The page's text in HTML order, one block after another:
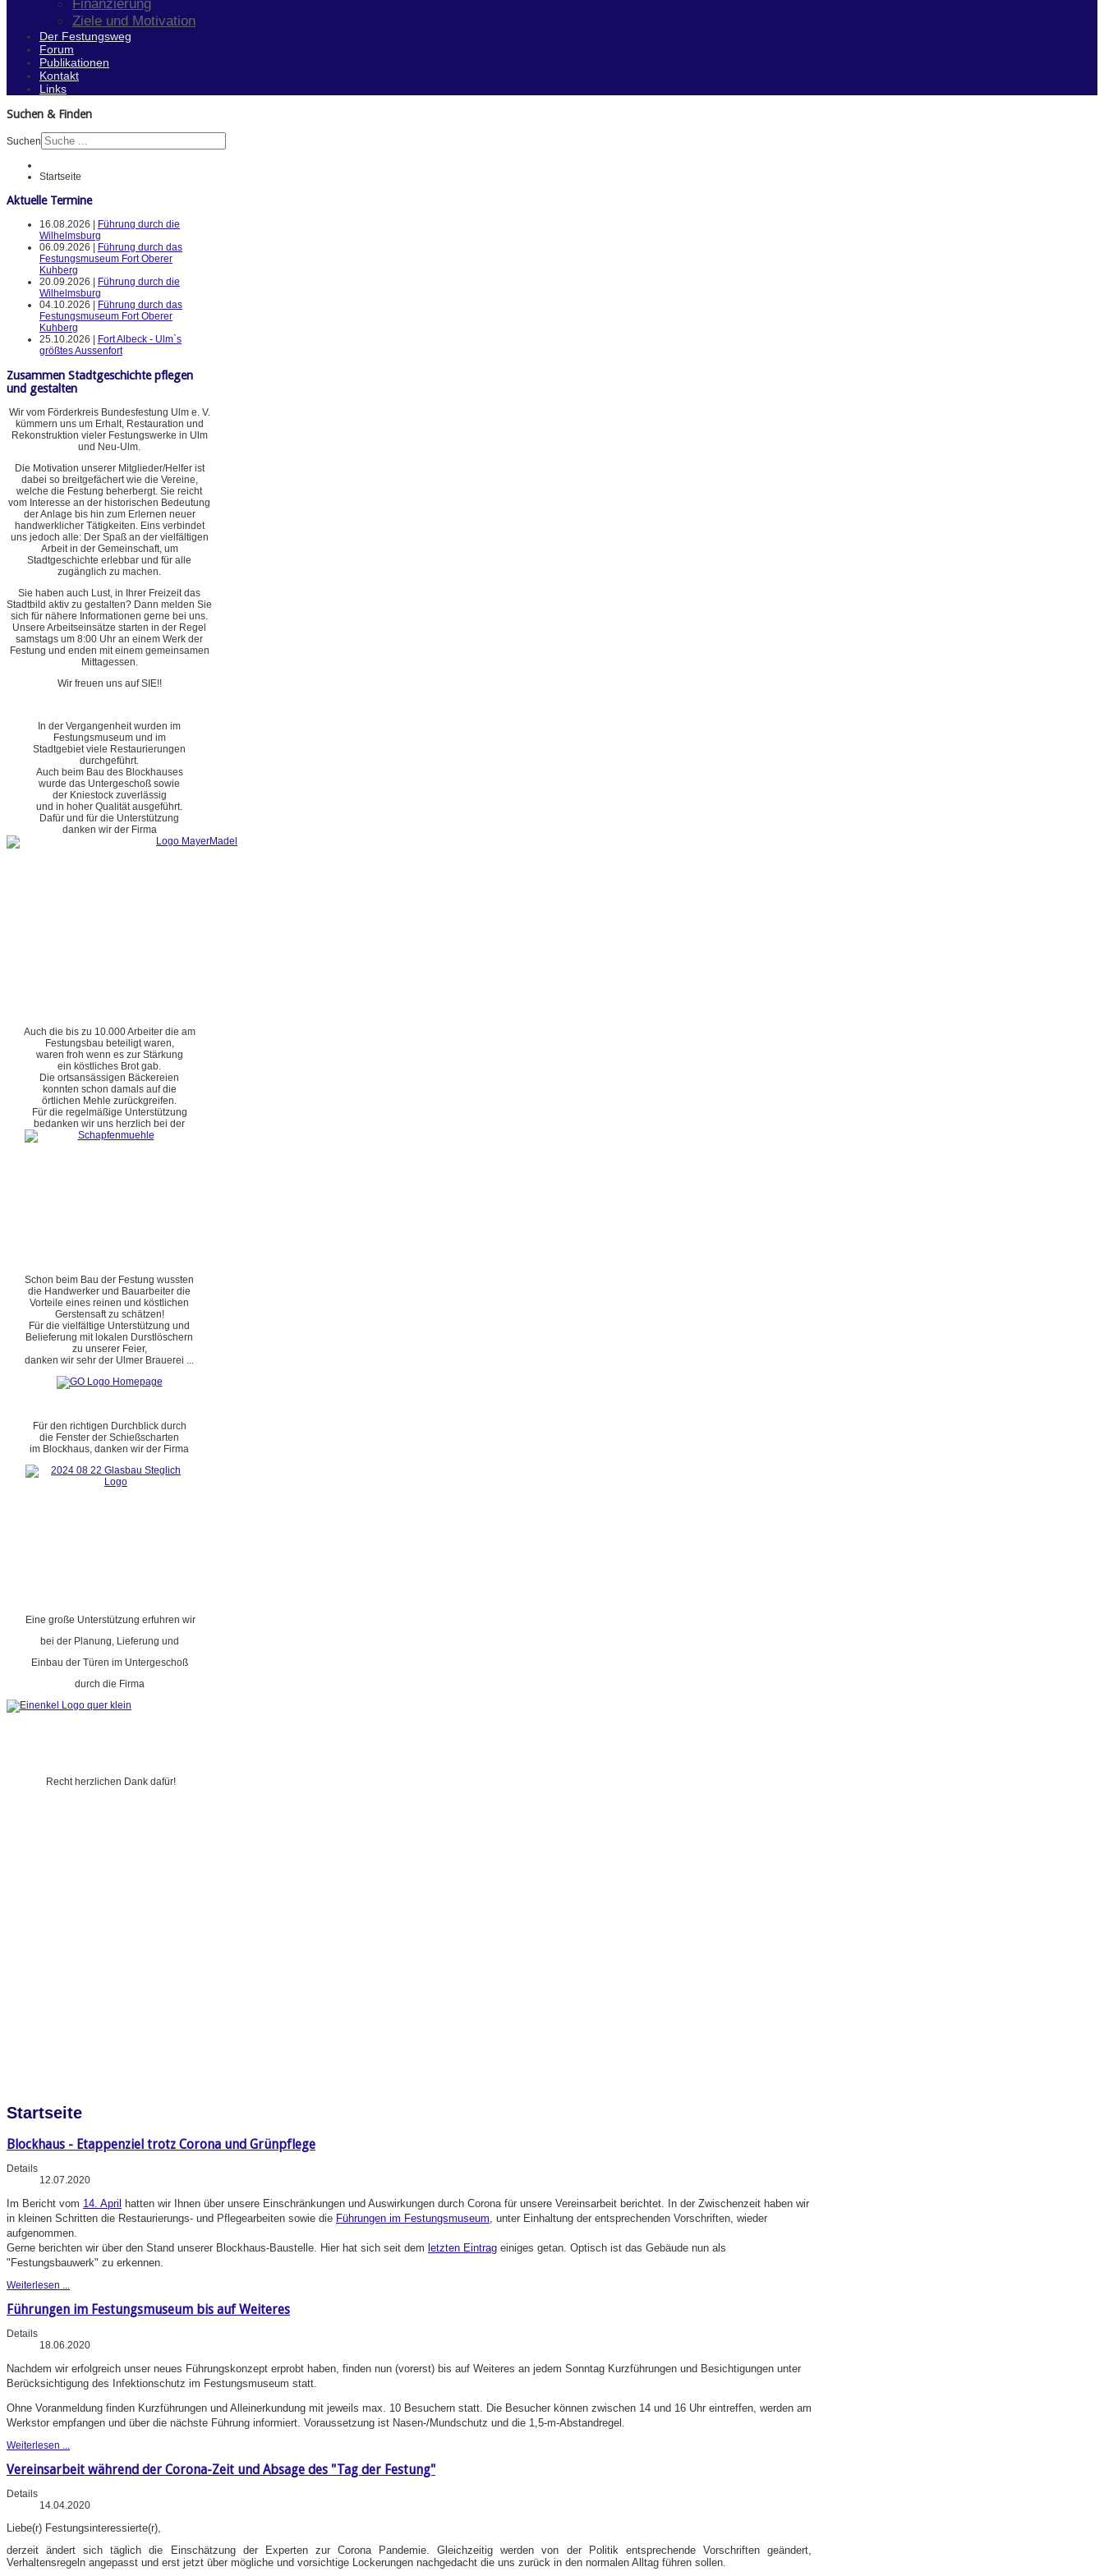
Finanzierung
Ziele und Motivation
Der Festungsweg
Forum
Publikationen
Kontakt
Links
Suchen & Finden
Suchen
Startseite
Aktuelle Termine
16.08.2026 |
Führung durch die
Wilhelmsburg
06.09.2026 |
Führung durch das
Festungsmuseum Fort Oberer
Kuhberg
20.09.2026 |
Führung durch die
Wilhelmsburg
04.10.2026 |
Führung durch das
Festungsmuseum Fort Oberer
Kuhberg
25.10.2026 |
Fort Albeck - Ulm`s
größtes Aussenfort
Zusammen Stadtgeschichte pflegen
und gestalten
Wir vom Förderkreis Bundesfestung Ulm e. V.
kümmern uns um Erhalt, Restauration und
Rekonstruktion vieler Festungswerke in Ulm
und Neu-Ulm.
Die Motivation unserer Mitglieder/Helfer ist
dabei so breitgefächert wie die Vereine,
welche die Festung beherbergt. Sie reicht
vom Interesse an der historischen Bedeutung
der Anlage bis hin zum Erlernen neuer
handwerklicher Tätigkeiten. Eins verbindet
uns jedoch alle: Der Spaß an der vielfältigen
Arbeit in der Gemeinschaft, um
Stadtgeschichte erlebbar und für alle
zugänglich zu machen.
Sie haben auch Lust, in Ihrer Freizeit das
Stadtbild aktiv zu gestalten? Dann melden Sie
sich für nähere Informationen gerne bei uns.
Unsere Arbeitseinsätze starten in der Regel
samstags um 8:00 Uhr an einem Werk der
Festung und enden mit einem gemeinsamen
Mittagessen.
Wir freuen uns auf SIE!!
In der Vergangenheit wurden im
Festungsmuseum und im
Stadtgebiet viele Restaurierungen
durchgeführt.
Auch beim Bau des Blockhauses
wurde das Untergeschoß sowie
der Kniestock zuverlässig
und in hoher Qualität ausgeführt.
Dafür und für die Unterstützung
danken wir der Firma
Auch die bis zu 10.000 Arbeiter die am
Festungsbau beteiligt waren,
waren froh wenn es zur Stärkung
ein köstliches Brot gab.
Die ortsansässigen Bäckereien
konnten schon damals auf die
örtlichen Mehle zurückgreifen.
Für die regelmäßige Unterstützung
bedanken wir uns herzlich bei der
Schon beim Bau der Festung wussten
die Handwerker und Bauarbeiter die
Vorteile eines reinen und köstlichen
Gerstensaft zu schätzen!
Für die vielfältige Unterstützung und
Belieferung mit lokalen Durstlöschern
zu unserer Feier,
danken wir sehr der Ulmer Brauerei ...
Für den richtigen Durchblick durch
die Fenster der Schießscharten
im Blockhaus, danken wir der Firma
Eine große Unterstützung erfuhren wir
bei der Planung, Lieferung und
Einbau der Türen im Untergeschoß
durch die Firma
Recht herzlichen Dank dafür!
Startseite
Blockhaus - Etappenziel trotz Corona und Grünpflege
Details
12.07.2020
Im Bericht vom 14. April
hatten wir Ihnen über unsere Einschränkungen und Auswirkungen durch Corona für unsere Vereinsarbeit berichtet. In der Zwischenzeit haben wir
in kleinen Schritten die Restaurierungs- und Pflegearbeiten sowie die Führungen im Festungsmuseum , unter Einhaltung der entsprechenden Vorschriften, wieder
aufgenommen.
Gerne berichten wir über den Stand unserer Blockhaus-Baustelle. Hier hat sich seit dem letzten Eintrag einiges getan. Optisch ist das Gebäude nun als
"Festungsbauwerk" zu erkennen.
Weiterlesen ...
Führungen im Festungsmuseum bis auf Weiteres
Details
18.06.2020
Nachdem wir erfolgreich unser neues Führungskonzept erprobt haben, finden nun (vorerst) bis auf Weiteres an jedem Sonntag Kurzführungen und Besichtigungen unter
Berücksichtigung des Infektionschutz im Festungsmuseum statt.
Ohne Voranmeldung finden Kurzführungen und Alleinerkundung mit jeweils max. 10 Besuchern statt. Die Besucher können zwischen 14 und 16 Uhr eintreffen, werden am
Werkstor empfangen und über die nächste Führung informiert. Voraussetzung ist Nasen-/Mundschutz und die 1,5-m-Abstandregel.
Weiterlesen ...
Vereinsarbeit während der Corona-Zeit und Absage des "Tag der Festung"
Details
14.04.2020
Liebe(r) Festungsinteressierte(r),
derzeit ändert sich täglich die Einschätzung der Experten zur Corona Pandemie. Gleichzeitig werden von der Politik entsprechende Vorschriften geändert,
Verhaltensregeln angepasst und erst jetzt über mögliche und vorsichtige Lockerungen nachgedacht die uns zurück in den normalen Alltag führen sollen.